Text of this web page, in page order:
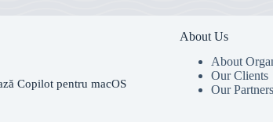
Copilot pentru macOS
About Us
About
Our Clients
Our Partners